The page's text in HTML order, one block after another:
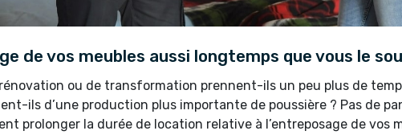
de vos meubles aussi longtemps que vous le
ou de transformation prennent-ils un peu plus de
ils d’une production plus importante de poussière ? Pas de
prolonger la durée de location relative à l’entreposage de vos